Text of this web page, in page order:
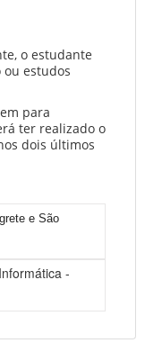
o estudante
estudos
para
ter realizado o
dois últimos
e São
-